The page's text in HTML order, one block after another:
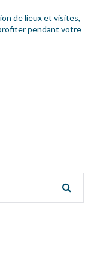
de lieux et visites,
pendant votre